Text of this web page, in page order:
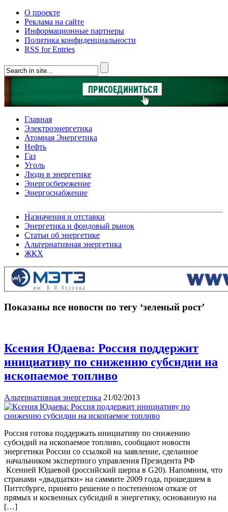
О проекте
Реклама на сайте
Информационные партнеры
Политика конфиденциальности
RSS for Entries
Главная
Электроэнергетика
Атомная Энергетика
Нефть
Газ
Уголь
Люди в энергетике
Энергосбережение
Энергоснабжение
Назначения и отставки
Энергетика и фондовый рынок
Статьи об энергетике
Альтернативная энергетика
ЖКХ
Показаны все новости по тегу ‘зеленый рост’
Ксения Юдаева: Россия поддержит
инициативу по снижению субсидии на
ископаемое топливо
Альтернативная энергетика 21/02/2013
Россия готова поддержать инициативу по снижению
субсидий на ископаемое топливо, сообщают новости
энергетики России со ссылкой на заявление, сделанное
начальником экспертного управления Президента РФ
Ксенией Юдаевой (российский шерпа в G20). Напомним, что
странами «двадцатки» на саммите 2009 года, прошедшем в
Питтсбурге, принято решение о постепенном отказе от
прямых и косвенных субсидий в энергетику, основанную на
[…]